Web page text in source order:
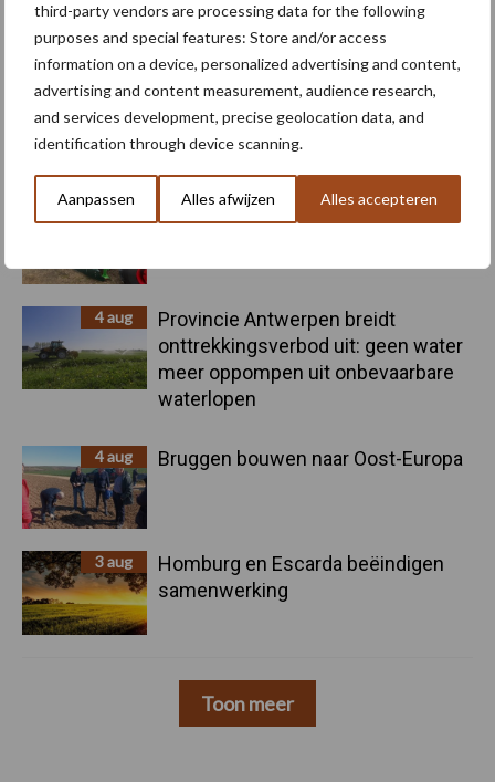
third-party vendors are processing data for the following
purposes and special features: Store and/or access
information on a device, personalized advertising and content,
advertising and content measurement, audience research,
and services development, precise geolocation data, and
identification through device scanning.
Aanpassen Alles afwijzen Alles accepteren
Primaire
Sidebar
Recent nieuws Partner nieuws
"Hoge verwachtingen van schijven
voor kouters"
Nieuwe compacte gedragen
4 aug
Provincie Antwerpen breidt
onttrekkingsverbod uit: geen water
meer oppompen uit onbevaarbare
waterlopen
4 aug Bruggen bouwen naar Oost-Europa
3 aug
Homburg en Escarda beëindigen
samenwerking
Toon meer